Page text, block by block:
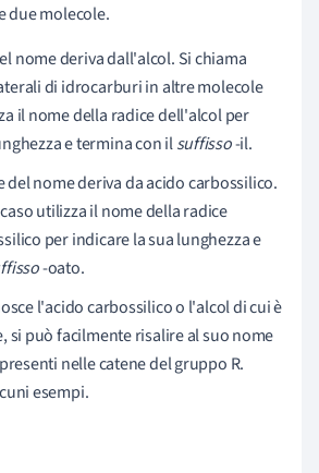
due molecole.
nome deriva dall'alcol. Si chiama
di idrocarburi in altre molecole
il nome della radice dell'alcol per
e termina con ilsuffisso-il.
del nome deriva da acido carbossilico.
utilizza il nome della radice
per indicare la sua lunghezza e
-oato.
l'acido carbossilico o l'alcol di cui è
si può facilmente risalire al suo nome
nelle catene del gruppo R.
esempi.